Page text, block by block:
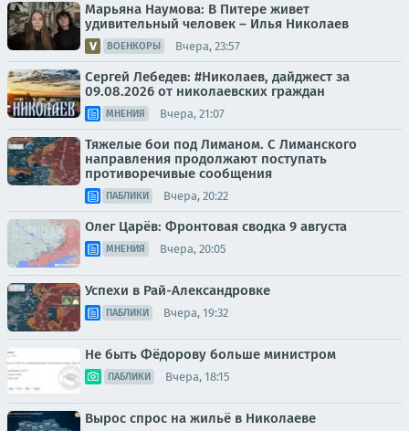
Марьяна Наумова: В Питере живет
удивительный человек – Илья Николаев
ВОЕНКОРЫ Вчера, 23:57
Сергей Лебедев: #Николаев, дайджест за
09.08.2026 от николаевских граждан
МНЕНИЯ Вчера, 21:07
Тяжелые бои под Лиманом. С Лиманского
направления продолжают поступать
противоречивые сообщения
ПАБЛИКИ Вчера, 20:22
Олег Царёв: Фронтовая сводка 9 августа
МНЕНИЯ Вчера, 20:05
Успехи в Рай-Александровке
ПАБЛИКИ Вчера, 19:32
Не быть Фёдорову больше министром
ПАБЛИКИ Вчера, 18:15
Вырос спрос на жильё в Николаеве